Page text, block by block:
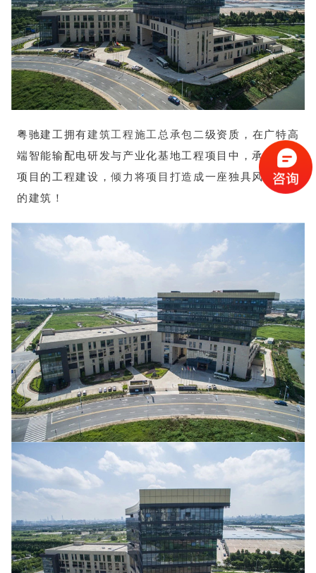
粤驰建工拥有建筑工程施工总承包 二级资质 ，在 广特高
端智能输配电研发与产业化基地工程项目中，承担整个
项目的工程建设，倾力将项目打造成一座独具风格特色
的建筑！